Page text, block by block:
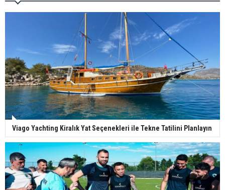
Viago Yachting Kiralık Yat Seçenekleri ile Tekne Tatilini Planlayın